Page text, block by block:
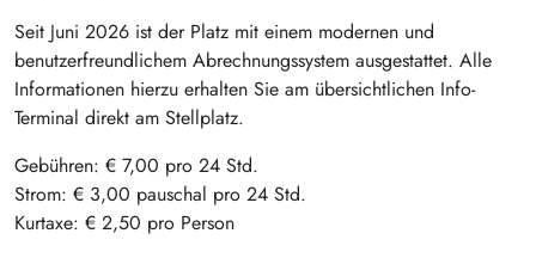
Seit Juni 2026 ist der Platz mit einem modernen und
benutzerfreundlichem Abrechnungssystem ausgestattet. Alle
Informationen hierzu erhalten Sie am übersichtlichen Info-
Terminal direkt am Stellplatz.
Gebühren: € 7,00 pro 24 Std.
Strom: € 3,00 pauschal pro 24 Std.
Kurtaxe: € 2,50 pro Person